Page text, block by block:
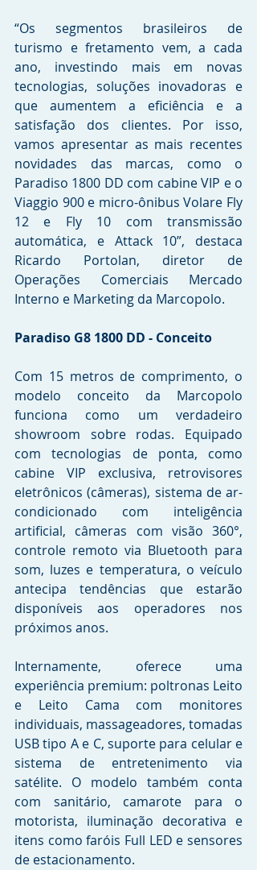
“Os segmentos brasileiros de
turismo e fretamento vem, a cada
ano, investindo mais em novas
tecnologias, soluções inovadoras e
que aumentem a eficiência e a
satisfação dos clientes. Por isso,
vamos apresentar as mais recentes
novidades das marcas, como o
Paradiso 1800 DD com cabine VIP e o
Viaggio 900 e micro-ônibus Volare Fly
12 e Fly 10 com transmissão
automática, e Attack 10”, destaca
Ricardo Portolan, diretor de
Operações Comerciais Mercado
Interno e Marketing da Marcopolo.
Paradiso G8 1800 DD - Conceito
Com 15 metros de comprimento, o
modelo conceito da Marcopolo
funciona como um verdadeiro
showroom sobre rodas. Equipado
com tecnologias de ponta, como
cabine VIP exclusiva, retrovisores
eletrônicos (câmeras), sistema de ar-
condicionado com inteligência
artificial, câmeras com visão 360°,
controle remoto via Bluetooth para
som, luzes e temperatura, o veículo
antecipa tendências que estarão
disponíveis aos operadores nos
próximos anos.
Internamente, oferece uma
experiência premium: poltronas Leito
e Leito Cama com monitores
individuais, massageadores, tomadas
USB tipo A e C, suporte para celular e
sistema de entretenimento via
satélite. O modelo também conta
com sanitário, camarote para o
motorista, iluminação decorativa e
itens como faróis Full LED e sensores
de estacionamento.